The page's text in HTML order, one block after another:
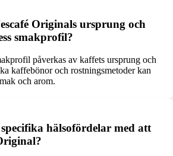
Originals ursprung och
smakprofil?
påverkas av kaffets ursprung och
kaffebönor och rostningsmetoder kan
och arom.
hälsofördelar med att